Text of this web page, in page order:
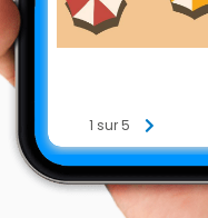
1 sur 5